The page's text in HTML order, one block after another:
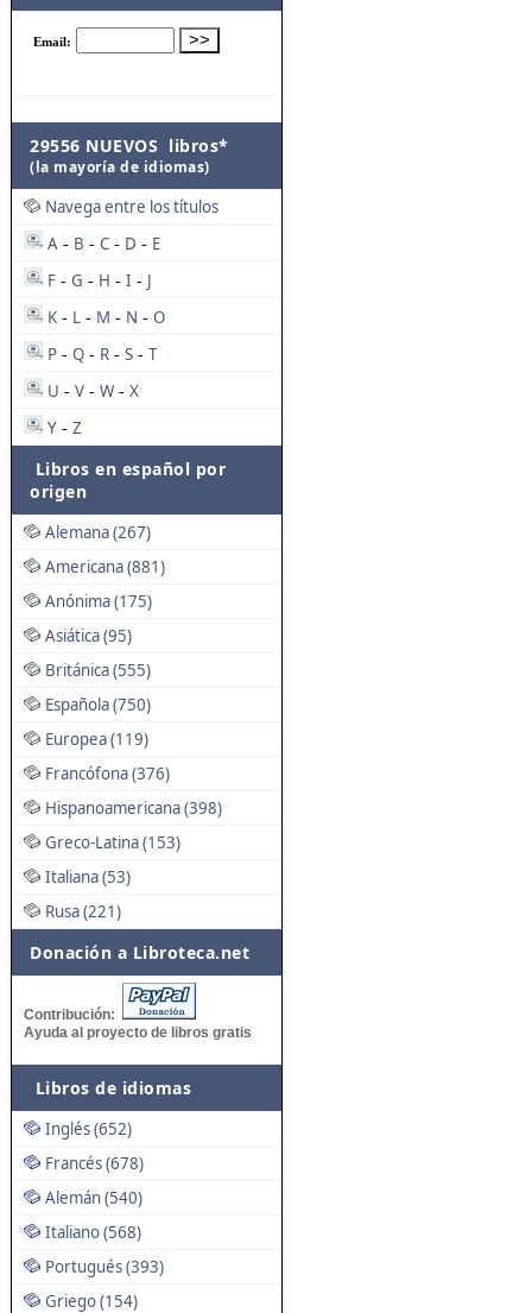
29556 NUEVOS libros*
(la mayoría de idiomas)
Navega entre los títulos
A - B - C - D - E
F - G - H - I - J
K - L - M - N - O
P - Q - R - S - T
U - V - W - X
Y - Z
Libros en español por
origen
Alemana (267)
Americana (881)
Anónima (175)
Asiática (95)
Británica (555)
Española (750)
Europea (119)
Francófona (376)
Hispanoamericana (398)
Greco-Latina (153)
Italiana (53)
Rusa (221)
Donación a Libroteca.net
Contribución:
Ayuda al proyecto de libros gratis
Libros de idiomas
Inglés (652)
Francés (678)
Alemán (540)
Italiano (568)
Portugués (393)
Griego (154)